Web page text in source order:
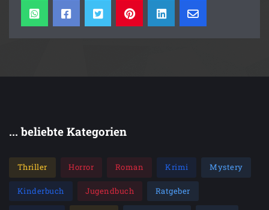
Prägung
... beliebte Kategorien
Thriller Horror Roman Krimi Mystery
Kinderbuch Jugendbuch Ratgeber